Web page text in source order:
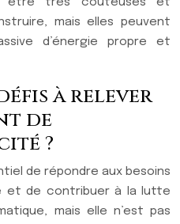
mais elles peuvent
d’énergie propre et
à relever
de
?
de répondre aux besoins
et de contribuer à la lutte
mais elle n’est pas